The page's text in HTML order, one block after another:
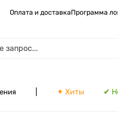
Оплата и доставкаПрограмма
✦ Хиты ✔